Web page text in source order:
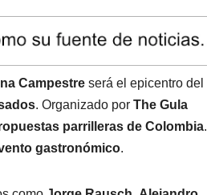
Campestre será el epicentro del
. Organizado por The Gula
parrilleras de Colombia.
gastronómico.